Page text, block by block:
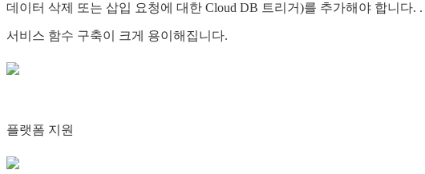
데이터 삭제 또는 삽입 요청에 대한 Cloud DB 트리거)를 추가해야 합니다
서비스 함수 구축이 크게 용이해집니다.
플랫폼 지원